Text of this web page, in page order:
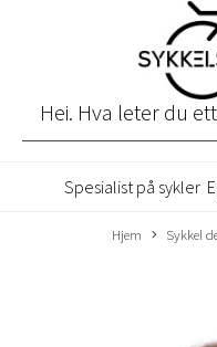
Spesialist på sykler
Hjem Sykkel